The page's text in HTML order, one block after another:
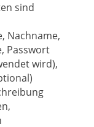
sind
Nachname,
Passwort
wird),